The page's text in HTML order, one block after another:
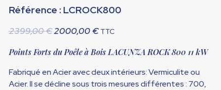
Référence : LCROCK800
2399,00€ Le
initial
2399,00 €.
2000,00€Le
actuel
2000,00 €.
TTC
Points Forts du Poêle à Bois LACUNZA ROCK 800 11 kW
Fabriqué en Acier avec deux intérieurs: Vermiculite ou
Acier. Il se décline sous trois mesures différentes : 700,